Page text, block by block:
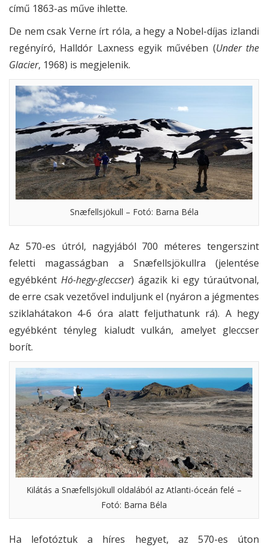
című 1863-as műve ihlette.
De nem csak Verne írt róla, a hegy a Nobel-díjas izlandi
regényíró, Halldór Laxness egyik művében (Under the
Glacier, 1968) is megjelenik.
Snæfellsjökull – Fotó: Barna Béla
Az 570-es útról, nagyjából 700 méteres tengerszint
feletti magasságban a Snæfellsjökullra (jelentése
egyébként Hó-hegy-gleccser) ágazik ki egy túraútvonal,
de erre csak vezetővel induljunk el (nyáron a jégmentes
sziklahátakon 4-6 óra alatt feljuthatunk rá). A hegy
egyébként tényleg kialudt vulkán, amelyet gleccser
borít.
Kilátás a Snæfellsjökull oldalából az Atlanti-óceán felé –
Fotó: Barna Béla
Ha lefotóztuk a híres hegyet, az 570-es úton